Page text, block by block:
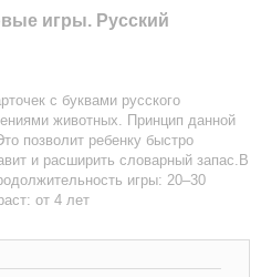
игры. Русский
с буквами русского
животных. Принцип данной
позволит ребенку быстро
и расширить словарный запас.В
игры: 20–30
от 4 лет